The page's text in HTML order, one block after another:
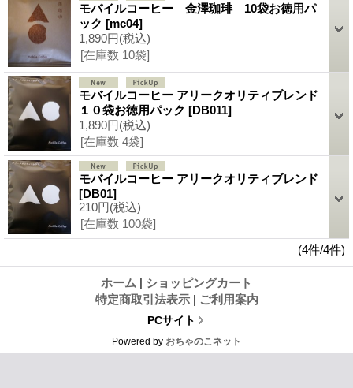
モバイルコーヒー 金澤珈琲 10袋お徳用パ
ック [mc04]
1,890円(税込)
[在庫数 10袋]
モバイルコーヒー アリークオリティブレンド
１０袋お徳用パック [DB011]
1,890円(税込)
[在庫数 4袋]
モバイルコーヒー アリークオリティブレンド
[DB01]
210円(税込)
[在庫数 100袋]
(4件/4件)
ホーム | ショッピングカート
特定商取引法表示 | ご利用案内
PCサイト
Powered by おちゃのこネット